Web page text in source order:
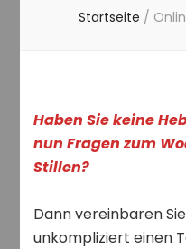
Startseite /
Haben Sie keine
nun Fragen zum
Stillen?
Dann vereinbaren
unkompliziert einen